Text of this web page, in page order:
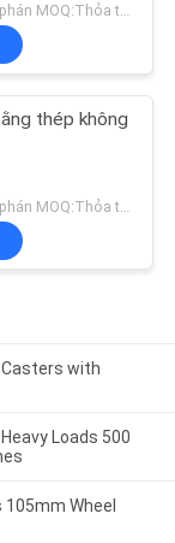
có thể đàm phán MOQ:Thỏa thuận
thép không
có thể đàm phán MOQ:Thỏa thuận
Casters with
Loads 500
Wheel